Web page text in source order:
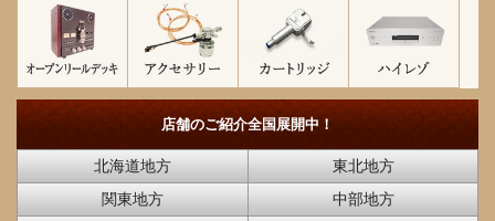
店舗のご紹介全国展開中！
北海道地方
東北地方
関東地方
中部地方